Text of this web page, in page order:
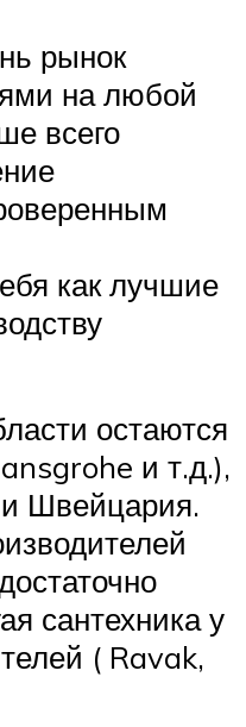
рынок
на любой
всего
как лучшие
остаются
и т.д.),
Швейцария.
сантехника у
( Ravak,